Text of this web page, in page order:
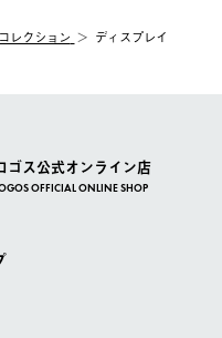
ます。
ません。
品いただき、ご希望商品を再
コレクション ディスプレイ
ゴス公式オンライン店
OFFICIAL ONLINE SHOP